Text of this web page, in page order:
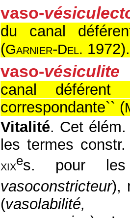
vaso-
du canal
(Garnier-Del. 1972).
vaso-vésiculite
canal
correspondante`` (
Vitalité. Cet
les termes
xixes. pour
vasoconstricteur),
(vasolabilité,